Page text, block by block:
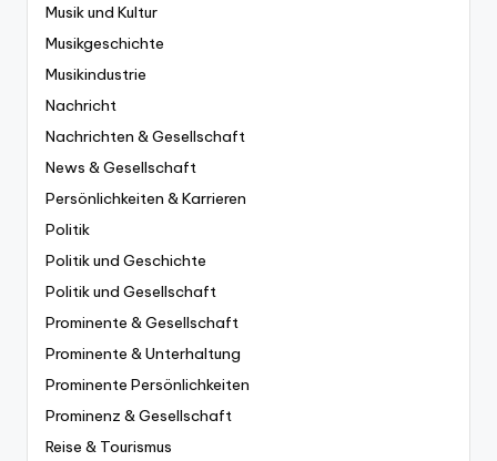
Musik und Kultur
Musikgeschichte
Musikindustrie
Nachricht
Nachrichten & Gesellschaft
News & Gesellschaft
Persönlichkeiten & Karrieren
Politik
Politik und Geschichte
Politik und Gesellschaft
Prominente & Gesellschaft
Prominente & Unterhaltung
Prominente Persönlichkeiten
Prominenz & Gesellschaft
Reise & Tourismus